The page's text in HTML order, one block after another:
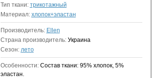
Тип ткани: трикотажный
Материал: хлопок+эластан
Производитель: Ellen
Страна производитель: Украина
Сезон: лето
Особенности: Состав ткани: 95% хлопок, 5%
эластан.